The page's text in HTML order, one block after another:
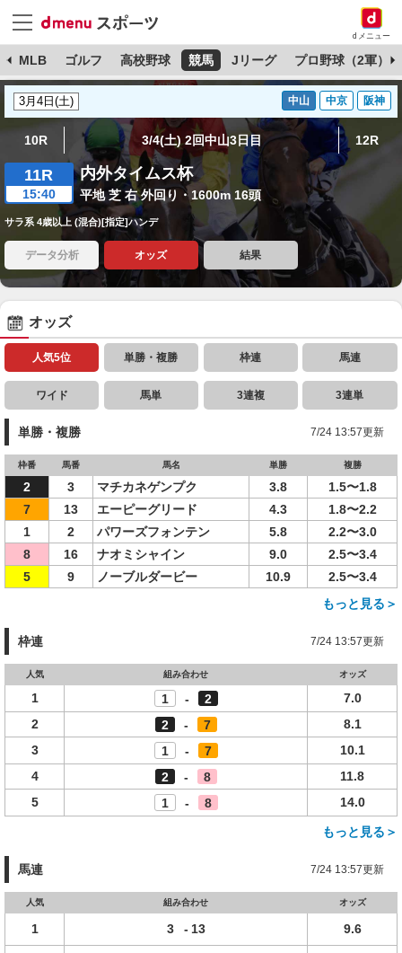
dメニュー
MLB ゴルフ 高校野球 競馬 Jリーグ プロ野球（2軍）
中山 中京 阪神
10R 3/4(土) 2回中山3日目 12R
11R
15:40
内外タイムス杯
平地 芝 右 外回り・1600m 16頭
サラ系 4歳以上 (混合)[指定]ハンデ
データ分析 オッズ 結果
オッズ
人気5位 単勝・複勝 枠連 馬連
ワイド 馬単 3連複 3連単
単勝・複勝 7/24 13:57更新
枠番 馬番 馬名 単勝 複勝
2 3 マチカネゲンプク 3.8
1.5〜1.8
7
13 エーピーグリード 4.3
1.8〜2.2
1
2 パワーズフォンテン 5.8
2.2〜3.0
8
16 ナオミシャイン 9.0
2.5〜3.4
5
9 ノーブルダービー 10.9
2.5〜3.4
もっと見る＞
枠連 7/24 13:57更新
人気 組み合わせ オッズ
1 1 - 2
7.0
2
2 - 7
8.1
3
1 - 7
10.1
4
2 - 8
11.8
5
1 - 8 14.0
もっと見る＞
馬連 7/24 13:57更新
人気 組み合わせ オッズ
1 3 - 13 9.6